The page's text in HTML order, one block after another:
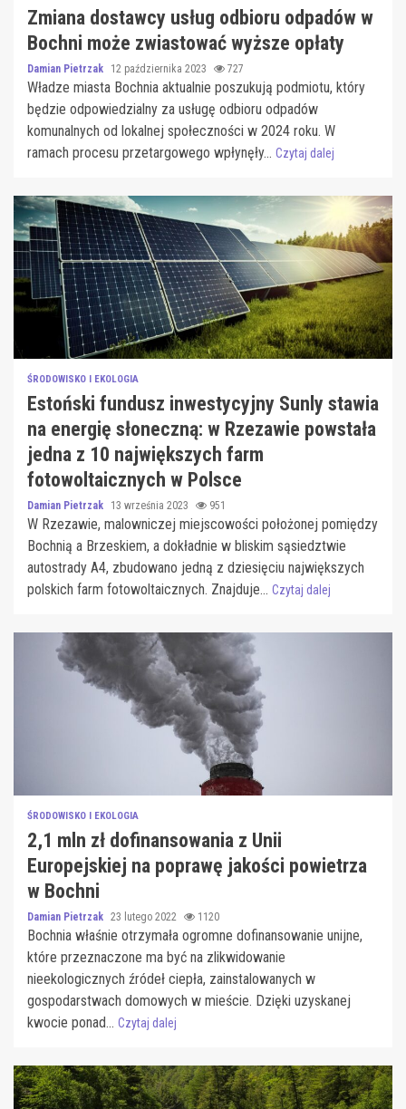
Zmiana dostawcy usług odbioru odpadów w
Bochni może zwiastować wyższe opłaty
Damian Pietrzak 12 października 2023 727
Władze miasta Bochnia aktualnie poszukują podmiotu, który
będzie odpowiedzialny za usługę odbioru odpadów
komunalnych od lokalnej społeczności w 2024 roku. W
ramach procesu przetargowego wpłynęły... Czytaj dalej
ŚRODOWISKO I EKOLOGIA
Estoński fundusz inwestycyjny Sunly stawia
na energię słoneczną: w Rzezawie powstała
jedna z 10 największych farm
fotowoltaicznych w Polsce
Damian Pietrzak 13 września 2023 951
W Rzezawie, malowniczej miejscowości położonej pomiędzy
Bochnią a Brzeskiem, a dokładnie w bliskim sąsiedztwie
autostrady A4, zbudowano jedną z dziesięciu największych
polskich farm fotowoltaicznych. Znajduje... Czytaj dalej
ŚRODOWISKO I EKOLOGIA
2,1 mln zł dofinansowania z Unii
Europejskiej na poprawę jakości powietrza
w Bochni
Damian Pietrzak 23 lutego 2022 1120
Bochnia właśnie otrzymała ogromne dofinansowanie unijne,
które przeznaczone ma być na zlikwidowanie
nieekologicznych źródeł ciepła, zainstalowanych w
gospodarstwach domowych w mieście. Dzięki uzyskanej
kwocie ponad... Czytaj dalej